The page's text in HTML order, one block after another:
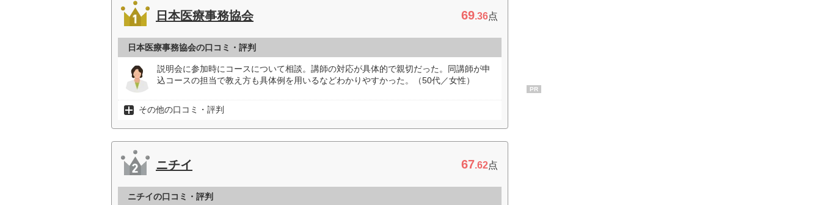
日本医療事務協会 69.36点
日本医療事務協会の口コミ・評判
説明会に参加時にコースについて相談。講師の対応が具体的で親切だった。同講師が申
込コースの担当で教え方も具体例を用いるなどわかりやすかった。（50代／女性）
その他の口コミ・評判
ニチイ 67.62点
ニチイの口コミ・評判
PR